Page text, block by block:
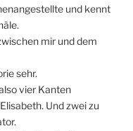
und kennt
mir und dem
sehr.
vier Kanten
Und zwei zu